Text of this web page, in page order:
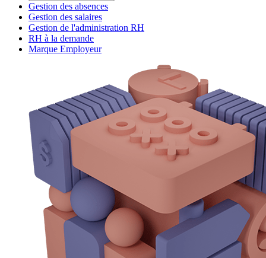
Gestion des absences
Gestion des salaires
Gestion de l'administration RH
RH à la demande
Marque Employeur